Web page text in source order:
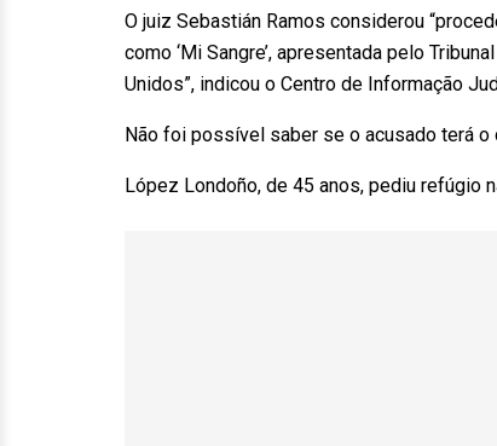
O juiz Sebastián Ramos considerou
como ‘Mi Sangre’, apresentada pelo
Unidos”, indicou o Centro de Informação
Não foi possível saber se o acusado terá o
López Londoño, de 45 anos, pediu refúgio